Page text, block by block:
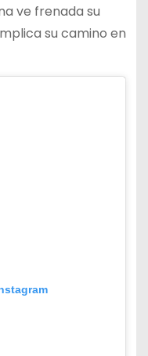
ve frenada su
su camino en